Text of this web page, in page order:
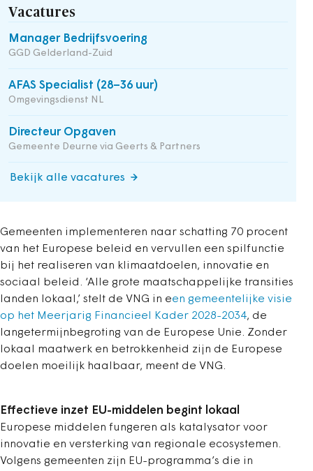
Vacatures
Manager Bedrijfsvoering
GGD Gelderland-Zuid
AFAS Specialist (28–36 uur)
Omgevingsdienst NL
Directeur Opgaven
Gemeente Deurne via Geerts & Partners
Bekijk alle vacatures
Gemeenten implementeren naar schatting 70 procent
van het Europese beleid en vervullen een spilfunctie
bij het realiseren van klimaatdoelen, innovatie en
sociaal beleid. ‘Alle grote maatschappelijke transities
landen lokaal,’ stelt de VNG in een gemeentelijke visie
op het Meerjarig Financieel Kader 2028-2034, de
langetermijnbegroting van de Europese Unie. Zonder
lokaal maatwerk en betrokkenheid zijn de Europese
doelen moeilijk haalbaar, meent de VNG.
Effectieve inzet EU-middelen begint lokaal
Europese middelen fungeren als katalysator voor
innovatie en versterking van regionale ecosystemen.
Volgens gemeenten zijn EU-programma’s die in